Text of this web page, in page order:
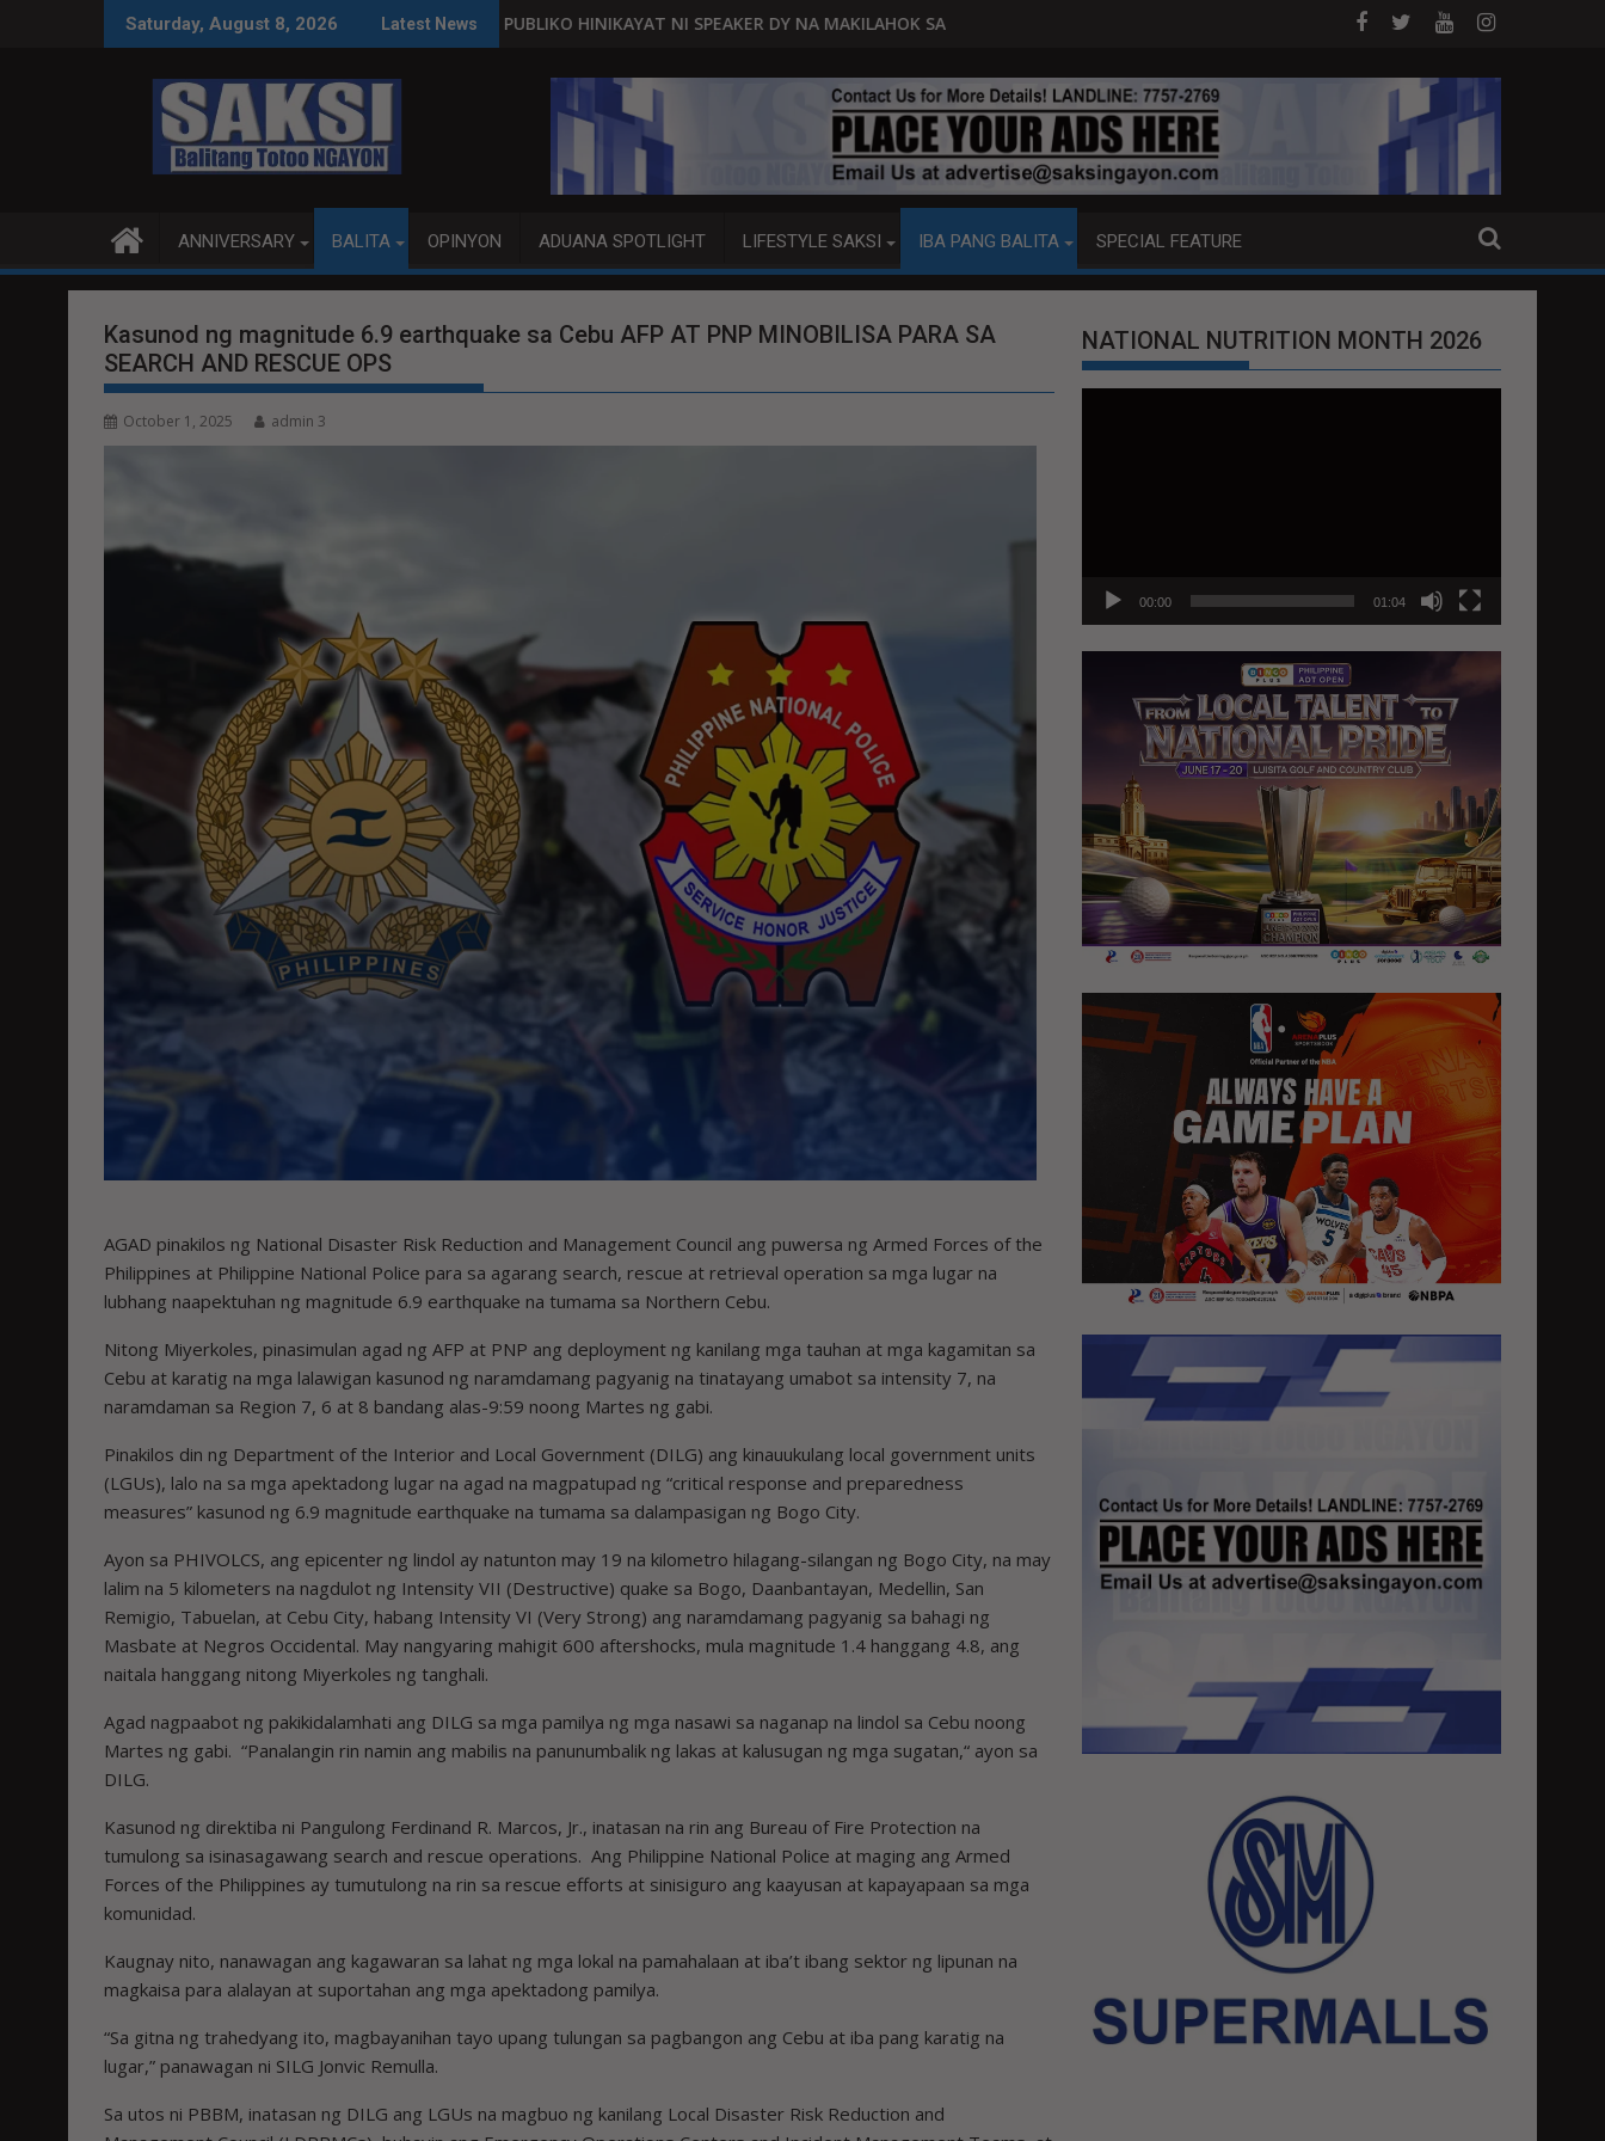
Saturday, August 8, 2026 Latest News
O MAGBITIW
NA SUSPENDIHIN IMPLEMENTASYON NG RPVARAPUBLIKO HINIKAYAT NI SPEAKER DY NA MAKILAHOK SA PAGBUO NG MGA BATASMALACAÑANG PINAAARAL NA SA DOJ ANG EXTRADITION REQUEST NG U.S. LABAN KAY QUIBOLOY
MAHIGIT P21-M HALAGANG SMUGGLED
ANNIVERSARY BALITA OPINYON ADUANA SPOTLIGHT LIFESTYLE SAKSI IBA PANG BALITA SPECIAL FEATURE
Kasunod ng magnitude 6.9 earthquake sa Cebu AFP AT PNP MINOBILISA PARA SA
SEARCH AND RESCUE OPS
October 1, 2025 admin 3
AGAD pinakilos ng National Disaster Risk Reduction and Management Council ang puwersa ng Armed Forces of the
Philippines at Philippine National Police para sa agarang search, rescue at retrieval operation sa mga lugar na
lubhang naapektuhan ng magnitude 6.9 earthquake na tumama sa Northern Cebu.
Nitong Miyerkoles, pinasimulan agad ng AFP at PNP ang deployment ng kanilang mga tauhan at mga kagamitan sa
Cebu at karatig na mga lalawigan kasunod ng naramdamang pagyanig na tinatayang umabot sa intensity 7, na
naramdaman sa Region 7, 6 at 8 bandang alas-9:59 noong Martes ng gabi.
Pinakilos din ng Department of the Interior and Local Government (DILG) ang kinauukulang local government units
(LGUs), lalo na sa mga apektadong lugar na agad na magpatupad ng “critical response and preparedness
measures” kasunod ng 6.9 magnitude earthquake na tumama sa dalampasigan ng Bogo City.
Ayon sa PHIVOLCS, ang epicenter ng lindol ay natunton may 19 na kilometro hilagang-silangan ng Bogo City, na may
lalim na 5 kilometers na nagdulot ng Intensity VII (Destructive) quake sa Bogo, Daanbantayan, Medellin, San
Remigio, Tabuelan, at Cebu City, habang Intensity VI (Very Strong) ang naramdamang pagyanig sa bahagi ng
Masbate at Negros Occidental. May nangyaring mahigit 600 aftershocks, mula magnitude 1.4 hanggang 4.8, ang
naitala hanggang nitong Miyerkoles ng tanghali.
Agad nagpaabot ng pakikidalamhati ang DILG sa mga pamilya ng mga nasawi sa naganap na lindol sa Cebu noong
Martes ng gabi. “Panalangin rin namin ang mabilis na panunumbalik ng lakas at kalusugan ng mga sugatan,“ ayon sa
DILG.
Kasunod ng direktiba ni Pangulong Ferdinand R. Marcos, Jr., inatasan na rin ang Bureau of Fire Protection na
tumulong sa isinasagawang search and rescue operations. Ang Philippine National Police at maging ang Armed
Forces of the Philippines ay tumutulong na rin sa rescue efforts at sinisiguro ang kaayusan at kapayapaan sa mga
komunidad.
Kaugnay nito, nanawagan ang kagawaran sa lahat ng mga lokal na pamahalaan at iba’t ibang sektor ng lipunan na
magkaisa para alalayan at suportahan ang mga apektadong pamilya.
“Sa gitna ng trahedyang ito, magbayanihan tayo upang tulungan sa pagbangon ang Cebu at iba pang karatig na
lugar,” panawagan ni SILG Jonvic Remulla.
Sa utos ni PBBM, inatasan ng DILG ang LGUs na magbuo ng kanilang Local Disaster Risk Reduction and
NATIONAL NUTRITION MONTH 2026
00:00 01:04